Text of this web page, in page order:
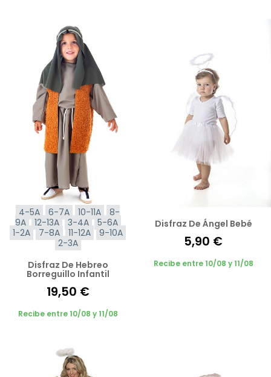
4-5A 6-7A 10-11A
8-
9A
12-13A 3-4A
5-6A
1-2A
7-8A 11-12A
9-10A
2-3A
Disfraz De Hebreo
Borreguillo Infantil
19,50 €
Recibe entre 10/08 y 11/08
Disfraz De Ángel Bebé
5,90 €
Recibe entre 10/08 y 11/08